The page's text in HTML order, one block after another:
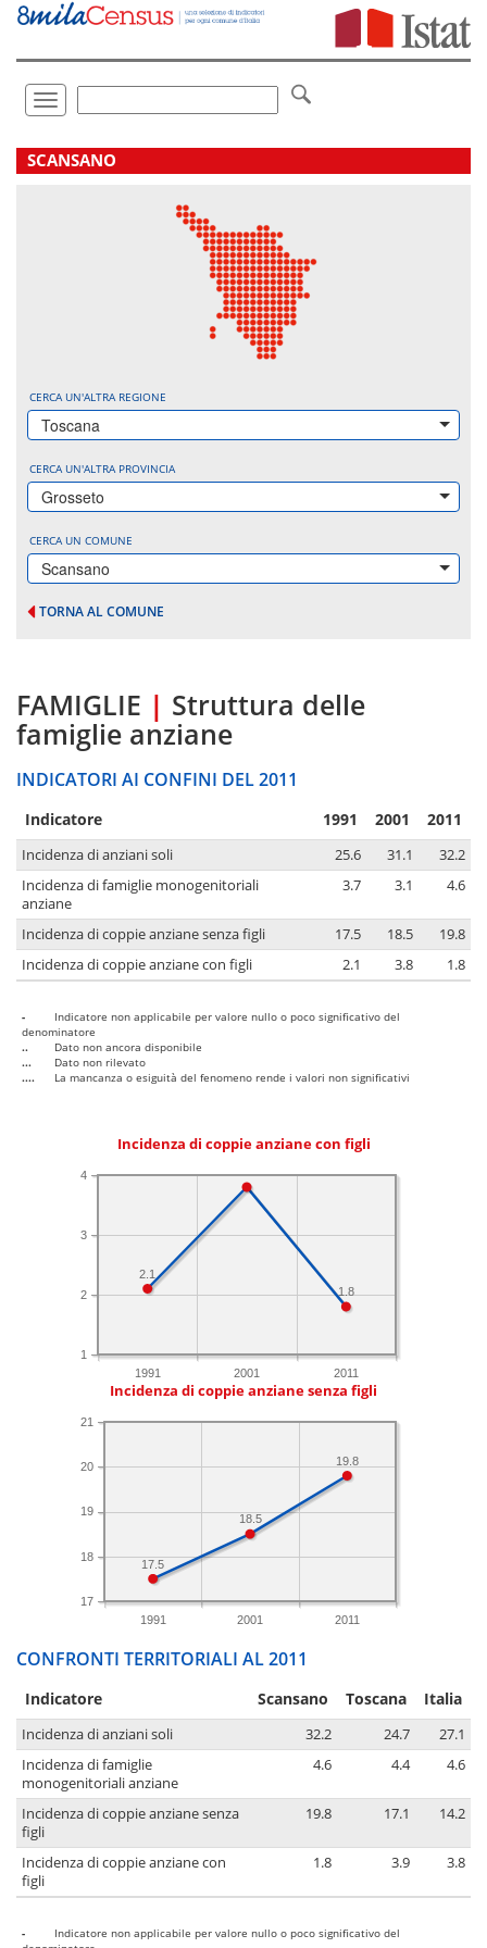
Vai
direttamente
Toggle
navigation
.
SCANSANO
CERCA UN'ALTRA REGIONE
Toscana
CERCA UN'ALTRA PROVINCIA
Grosseto
CERCA UN COMUNE
Scansano
TORNA AL COMUNE
FAMIGLIE | Struttura delle
famiglie anziane
INDICATORI AI CONFINI DEL 2011
Indicatore 1991 2001 2011
Incidenza di anziani soli 25.6 31.1
32.2
Incidenza di famiglie monogenitoriali
anziane
3.7 3.1 4.6
Incidenza di coppie anziane senza figli 17.5 18.5
19.8
Incidenza di coppie anziane con figli
2.1 3.8 1.8
-
Indicatore non applicabile per valore nullo o poco significativo del
denominatore
..
Dato non ancora disponibile
...
Dato non rilevato
....
La mancanza o esiguità del fenomeno rende i valori non significativi
Incidenza di coppie anziane con figli
1991 2001 2011
1
2
3
4
1.8
2.1
Incidenza di coppie anziane senza figli
1991 2001 2011
17
18
19
20
21
19.8
18.5
17.5
CONFRONTI TERRITORIALI AL 2011
Indicatore Scansano Toscana Italia
Incidenza di anziani soli 32.2 24.7
27.1
Incidenza di famiglie
monogenitoriali anziane
4.6 4.4 4.6
Incidenza di coppie anziane senza
figli
19.8 17.1 14.2
Incidenza di coppie anziane con
figli
1.8 3.9 3.8
-
Indicatore non applicabile per valore nullo o poco significativo del